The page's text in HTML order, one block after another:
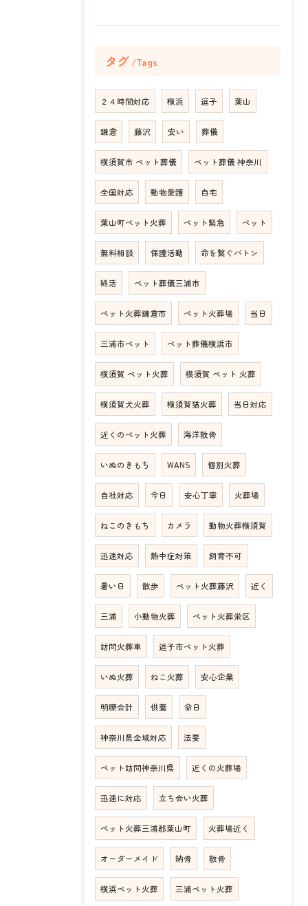
タグ Tags
２４時間対応 横浜 逗子 葉山
鎌倉 藤沢 安い 葬儀
横須賀市 ペット葬儀 ペット葬儀 神奈川
全国対応 動物愛護 自宅
葉山町ペット火葬 ペット緊急 ペット
無料相談 保護活動 命を繋ぐバトン
終活 ペット葬儀三浦市
ペット火葬鎌倉市 ペット火葬場 当日
三浦市ペット ペット葬儀横浜市
横須賀 ペット火葬 横須賀 ペット 火葬
横須賀犬火葬 横須賀猫火葬 当日対応
近くのペット火葬 海洋散骨
いぬのきもち WANS 個別火葬
自社対応 今日 安心丁寧 火葬場
ねこのきもち カメラ 動物火葬横須賀
迅速対応 熱中症対策 飼育不可
暑い日 散歩 ペット火葬藤沢 近く
三浦 小動物火葬 ペット火葬栄区
訪問火葬車 逗子市ペット火葬
いぬ火葬 ねこ火葬 安心企業
明瞭会計 供養 命日
神奈川県全域対応 法要
ペット訪問神奈川県 近くの火葬場
迅速に対応 立ち会い火葬
ペット火葬三浦郡葉山町 火葬場近く
オーダーメイド 納骨 散骨
横浜ペット火葬 三浦ペット火葬